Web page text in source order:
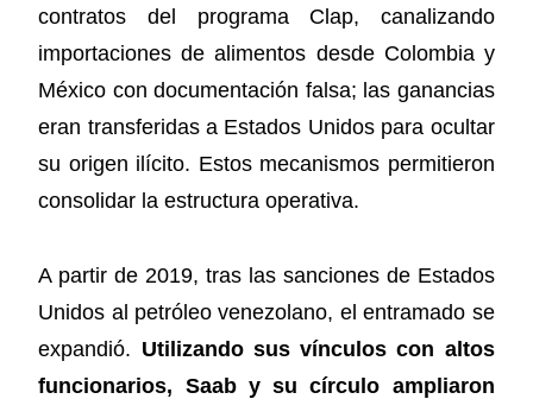
contratos del programa Clap, canalizando
importaciones de alimentos desde Colombia y
México con documentación falsa; las ganancias
eran transferidas a Estados Unidos para ocultar
su origen ilícito. Estos mecanismos permitieron
consolidar la estructura operativa.
A partir de 2019, tras las sanciones de Estados
Unidos al petróleo venezolano, el entramado se
expandió. Utilizando sus vínculos con altos
funcionarios, Saab y su círculo ampliaron